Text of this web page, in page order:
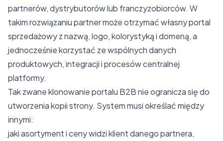
partnerów, dystrybutorów lub franczyzobiorców. W
takim rozwiązaniu partner może otrzymać własny portal
sprzedażowy z nazwą, logo, kolorystyką i domeną, a
jednocześnie korzystać ze wspólnych danych
produktowych, integracji i procesów centralnej
platformy.
Tak zwane klonowanie portalu B2B nie ogranicza się do
utworzenia kopii strony. System musi określać między
innymi:
jaki asortyment i ceny widzi klient danego partnera,